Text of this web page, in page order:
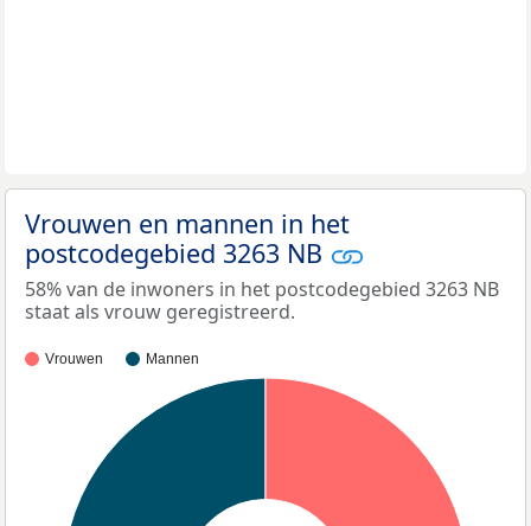
Vrouwen en mannen in het
postcodegebied 3263 NB
58% van de inwoners in het postcodegebied 3263 NB
staat als vrouw geregistreerd.
Vrouwen Mannen